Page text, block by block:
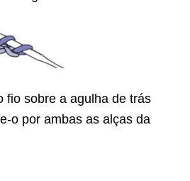
fio sobre a agulha de trás
o por ambas as alças da